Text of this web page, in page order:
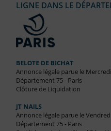
LIGNE DANS LE
BELOTE DE BICHAT
Annonce légale parue le
Département 75 - Paris
Clôture de Liquidation
JT NAILS
Annonce légale parue le
Département 75 - Paris